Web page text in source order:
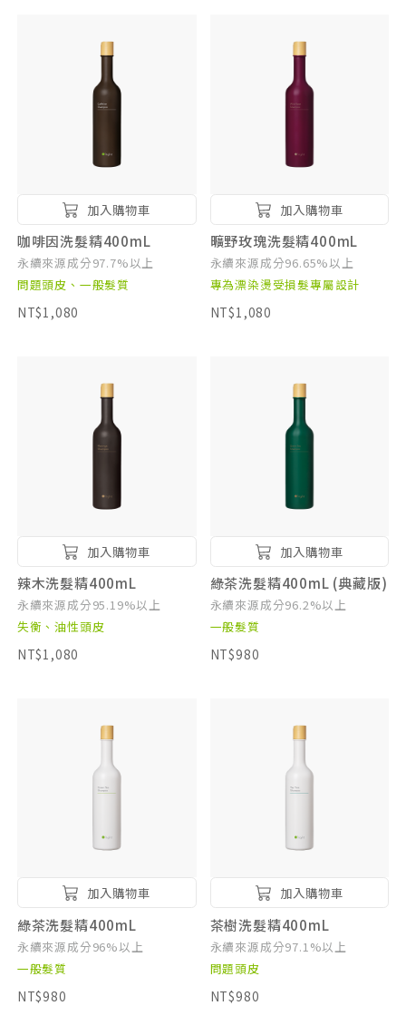
加入購物車
咖啡因洗髮精400mL
永續來源成分97.7%以上
問題頭皮、一般髮質
NT$1,080
加入購物車
曠野玫瑰洗髮精400mL
永續來源成分96.65%以上
專為漂染燙受損髮專屬設計
NT$1,080
加入購物車
辣木洗髮精400mL
永續來源成分95.19%以上
失衡、油性頭皮
NT$1,080
加入購物車
綠茶洗髮精400mL (典藏版)
永續來源成分96.2%以上
一般髮質
NT$980
加入購物車
綠茶洗髮精400mL
永續來源成分96%以上
一般髮質
NT$980
加入購物車
茶樹洗髮精400mL
永續來源成分97.1%以上
問題頭皮
NT$980